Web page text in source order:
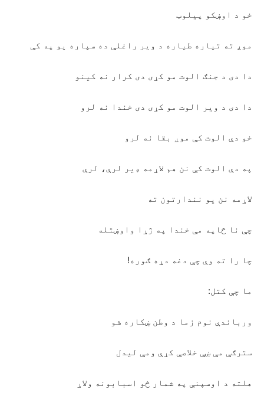
خو د اوښکو پیلوټ
موږ ته تیاره طیاره د ویر راغلې ده سپاره یو په کې
دا دی د جنګ الوت مو کړی دی کرار نه کینو
دا دی د ویر الوت مو کړی دی خندا نه لرو
خو دې الوت کې موږ بقا نه لرو
په دې الوت کې نن هم لاړمه ډیر لرې، لرې
لاړمه نن یو نندارتون ته
چې نا څاپه مې خندا په ژړا واوښتله
چا را ته وې چې دغه دړه ګوره!
ما چې کتل:
ورباندې نوم زما د وطن ښکاره شو
سترګې مې ښې خلاصې کړې ومې لیدل
هلته د اوسپنې په شمار څو اسبابونه ولاړ